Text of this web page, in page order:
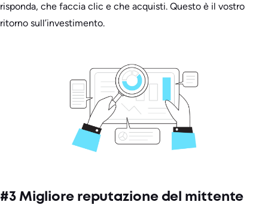
risponda, che faccia clic e che acquisti. Questo è il vostro
ritorno sull’investimento.
#3 Migliore reputazione del mittente